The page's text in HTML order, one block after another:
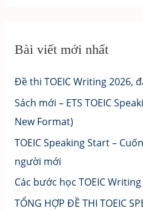
Bài viết mới nhất
Đề thi TOEIC Writing 2026,
Sách mới – ETS TOEIC
New Format)
TOEIC Speaking Start –
người mới
Các bước học TOEIC
TỔNG HỢP ĐỀ THI TOEIC